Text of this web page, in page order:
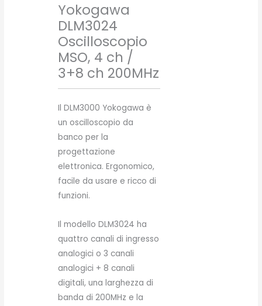
Yokogawa
DLM3024
Oscilloscopio
MSO, 4 ch /
3+8 ch 200MHz
Il DLM3000 Yokogawa è
un oscilloscopio da
banco per la
progettazione
elettronica. Ergonomico,
facile da usare e ricco di
funzioni.
Il modello DLM3024 ha
quattro canali di ingresso
analogici o 3 canali
analogici + 8 canali
digitali, una larghezza di
banda di 200MHz e la